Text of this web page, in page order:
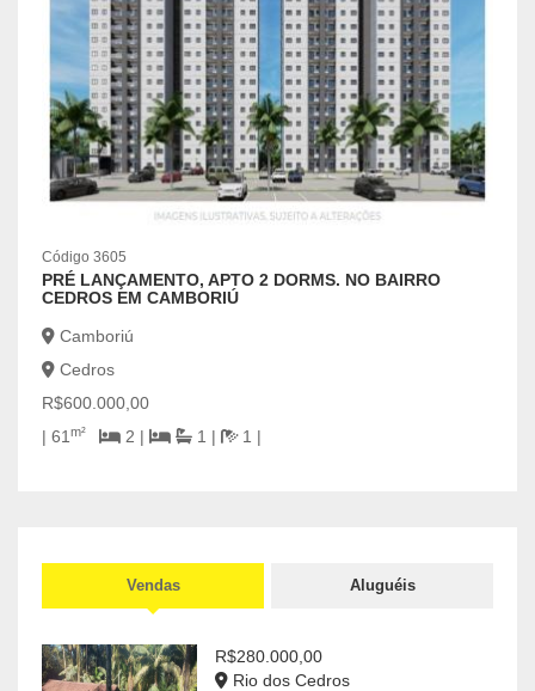
Código 3605
PRÉ LANÇAMENTO, APTO 2 DORMS. NO BAIRRO
CEDROS EM CAMBORIÚ
Camboriú
Cedros
R$600.000,00
| 61 m² 2 | 1 | 1 |
Vendas Aluguéis
R$280.000,00
Rio dos Cedros